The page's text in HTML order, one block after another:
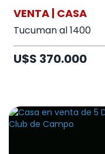
VENTA | CASA
Tucuman al 1400
U$S 370.000